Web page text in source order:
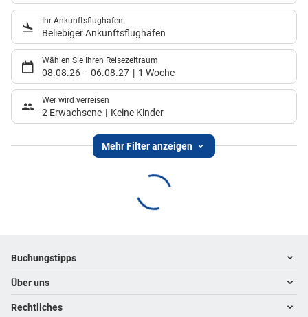
Ihr Ankunftsflughafen
Beliebiger Ankunftsflughäfen
Wählen Sie Ihren Reisezeitraum
08.08.26 – 06.08.27 1 Woche
Wer wird verreisen
2 Erwachsene Keine Kinder
Mehr Filter anzeigen
Footer navigation
Buchungstipps
Warum im Reisebüro buchen
Hoteltipps
Über uns
Kontakt
Rechtliches